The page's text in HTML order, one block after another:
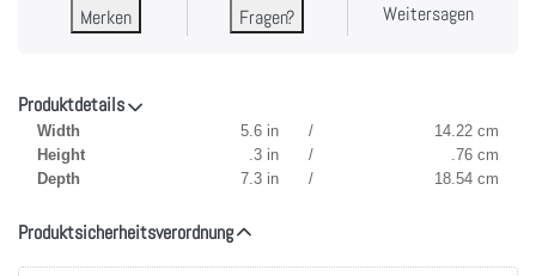
Merken Fragen? Weitersagen
Produktdetails
Width 5.6 in /
14.22 cm
Height
.3 in /
.76 cm
Depth
7.3 in / 18.54 cm
Produktsicherheitsverordnung